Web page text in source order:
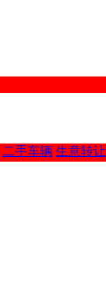
二手车辆 生意转让